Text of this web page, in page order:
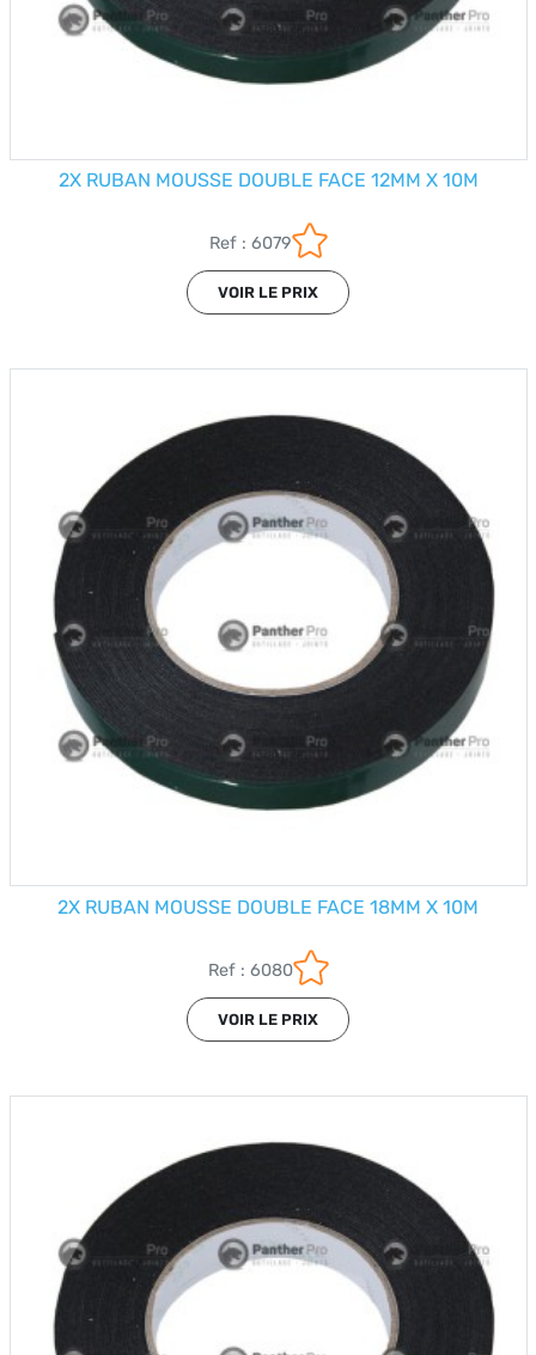
2X RUBAN MOUSSE DOUBLE FACE 12MM X 10M
Ref : 6079
VOIR LE PRIX
2X RUBAN MOUSSE DOUBLE FACE 18MM X 10M
Ref : 6080
VOIR LE PRIX